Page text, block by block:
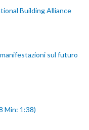
Building Alliance
sul futuro
Min: 1:38)